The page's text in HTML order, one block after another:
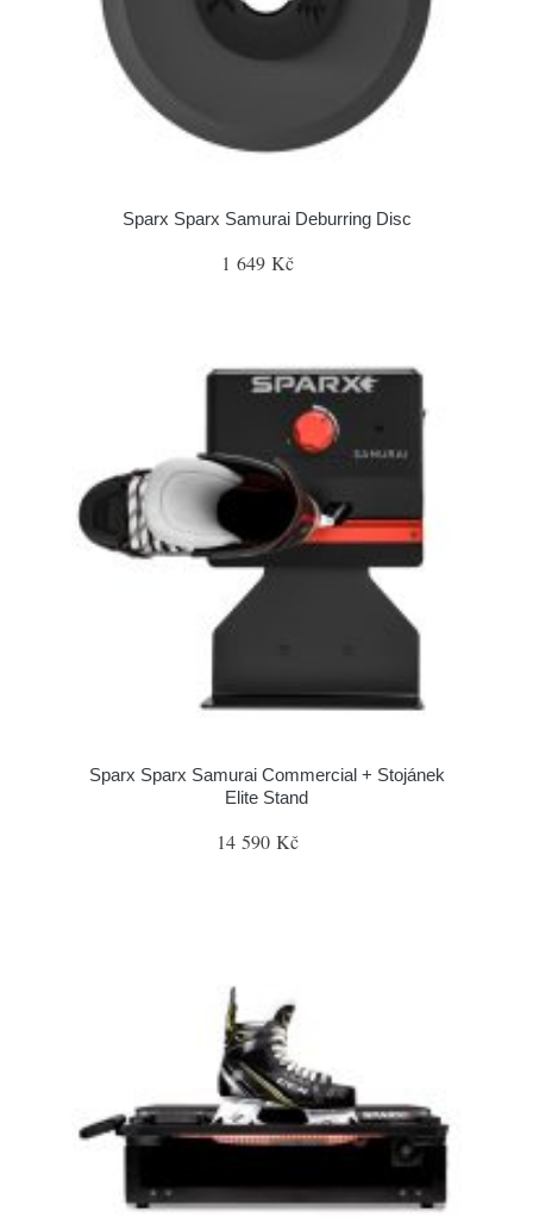
Sparx Sparx Samurai Deburring Disc
1 649 Kč
Sparx Sparx Samurai Commercial + Stojánek
Elite Stand
14 590 Kč